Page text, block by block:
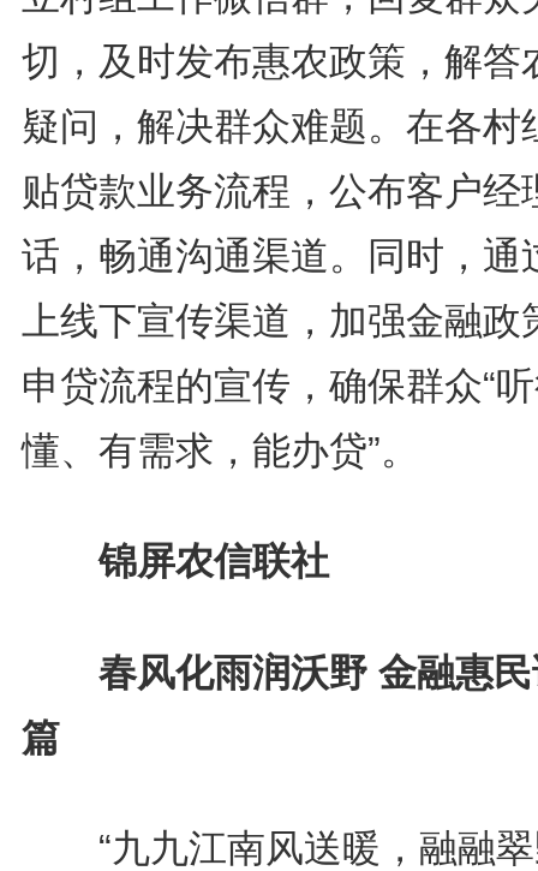
切，及时发布惠农政策，解答
疑问，解决群众难题。在各村
贴贷款业务流程，公布客户经
话，畅通沟通渠道。同时，通
上线下宣传渠道，加强金融政
申贷流程的宣传，确保群众“
懂、有需求，能办贷”。
锦屏农信联社
春风化雨润沃野 金融惠民
篇
“九九江南风送暖，融融翠